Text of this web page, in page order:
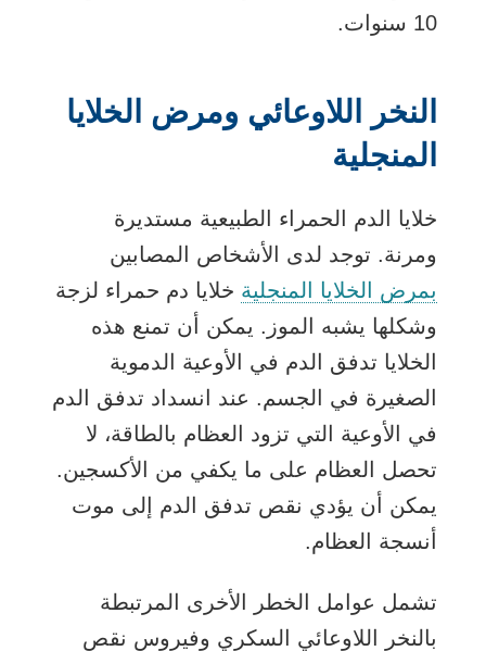
10 سنوات.
النخر اللاوعائي ومرض الخلايا
المنجلية
خلايا الدم الحمراء الطبيعية مستديرة
ومرنة. توجد لدى الأشخاص المصابين
بمرض الخلايا المنجلية خلايا دم حمراء لزجة
وشكلها يشبه الموز. يمكن أن تمنع هذه
الخلايا تدفق الدم في الأوعية الدموية
الصغيرة في الجسم. عند انسداد تدفق الدم
في الأوعية التي تزود العظام بالطاقة، لا
تحصل العظام على ما يكفي من الأكسجين.
يمكن أن يؤدي نقص تدفق الدم إلى موت
أنسجة العظام.
تشمل عوامل الخطر الأخرى المرتبطة
بالنخر اللاوعائي السكري وفيروس نقص